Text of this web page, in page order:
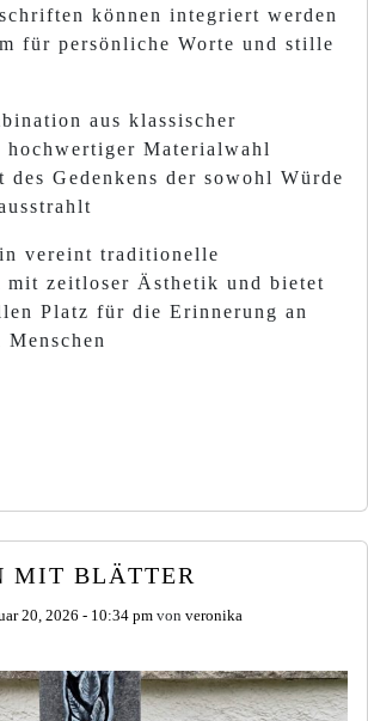
können integriert werden
für persönliche Worte und stille
aus klassischer
hochwertiger Materialwahl
des Gedenkens der sowohl Würde
vereint traditionelle
mit zeitloser Ästhetik und bietet
Platz für die Erinnerung an
MIT BLÄTTER
20, 2026 - 10:34 pm von veronika